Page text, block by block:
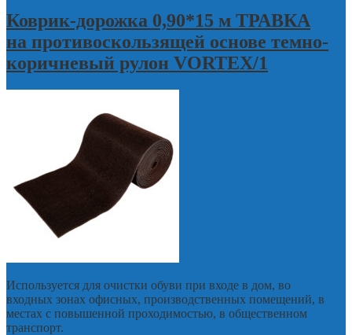
Коврик-дорожка 0,90*15 м ТРАВКА
на противоскользящей основе темно-
коричневый рулон VORTEX/1
Используется для очистки обуви при входе в дом, во
входных зонах офисных, производственных помещений, в
местах с повышенной проходимостью, в общественном
транспорт.